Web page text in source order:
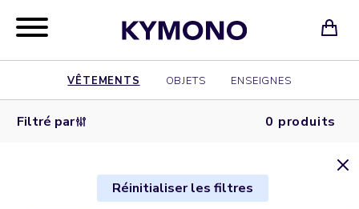
VÊTEMENTS OBJETS ENSEIGNES
Filtré par 0 produits
Réinitialiser les filtres